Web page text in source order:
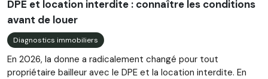
DPE et location interdite : connaître les conditions
avant de louer
Diagnostics immobiliers
En 2026, la donne a radicalement changé pour tout
propriétaire bailleur avec le DPE et la location interdite. En